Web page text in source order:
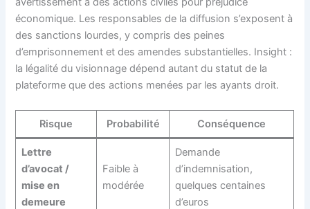
économique. Les responsables de la diffusion s’exposent à
des sanctions lourdes, y compris des peines
d’emprisonnement et des amendes substantielles. Insight :
la légalité du visionnage dépend autant du statut de la
plateforme que des actions menées par les ayants droit.
Risque Probabilité Conséquence
Lettre
d’avocat /
mise en
demeure
Faible à
modérée
Demande
d’indemnisation,
quelques centaines
d’euros